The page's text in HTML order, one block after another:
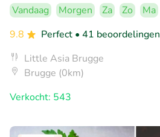
Vandaag Morgen Za Zo Ma
9.8
Perfect • 41 beoordelingen
Little Asia Brugge
Brugge (0km)
Verkocht: 543